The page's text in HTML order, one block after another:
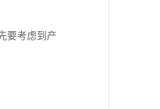
要考虑到产